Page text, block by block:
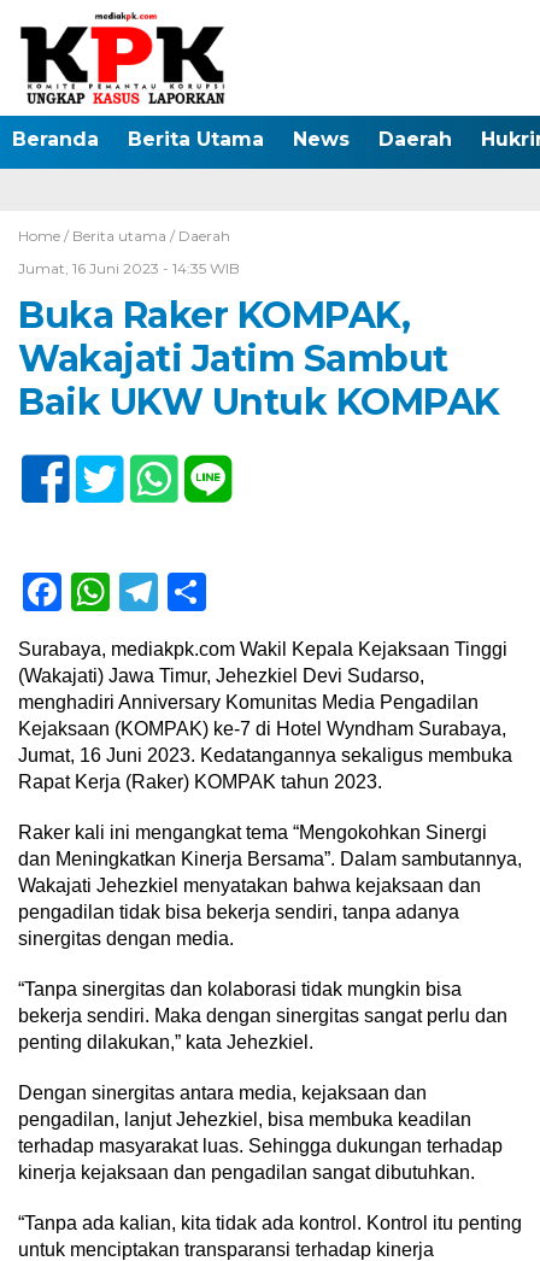
Beranda Berita Utama News Daerah
Home / Berita utama / Daerah
Jumat, 16 Juni 2023 - 14:35 WIB
Buka Raker KOMPAK,
Wakajati Jatim Sambut
Baik UKW Untuk KOMPAK
Facebook
WhatsApp
Telegram
Surabaya, mediakpk.com Wakil Kepala Kejaksaan Tinggi
(Wakajati) Jawa Timur, Jehezkiel Devi Sudarso,
menghadiri Anniversary Komunitas Media Pengadilan
Kejaksaan (KOMPAK) ke-7 di Hotel Wyndham Surabaya,
Jumat, 16 Juni 2023. Kedatangannya sekaligus membuka
Rapat Kerja (Raker) KOMPAK tahun 2023.
Raker kali ini mengangkat tema “Mengokohkan Sinergi
dan Meningkatkan Kinerja Bersama”. Dalam sambutannya,
Wakajati Jehezkiel menyatakan bahwa kejaksaan dan
pengadilan tidak bisa bekerja sendiri, tanpa adanya
sinergitas dengan media.
“Tanpa sinergitas dan kolaborasi tidak mungkin bisa
bekerja sendiri. Maka dengan sinergitas sangat perlu dan
penting dilakukan,” kata Jehezkiel.
Dengan sinergitas antara media, kejaksaan dan
pengadilan, lanjut Jehezkiel, bisa membuka keadilan
terhadap masyarakat luas. Sehingga dukungan terhadap
kinerja kejaksaan dan pengadilan sangat dibutuhkan.
“Tanpa ada kalian, kita tidak ada kontrol. Kontrol itu penting
untuk menciptakan transparansi terhadap kinerja